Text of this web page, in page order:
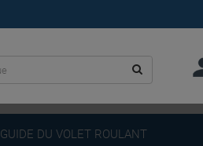
GUIDE DU VOLET ROULANT